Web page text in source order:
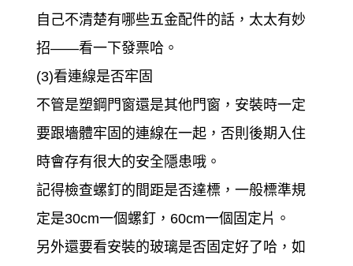
自己不清楚有哪些五金配件的話，太太有妙
招——看一下發票哈。
(3)看連線是否牢固
不管是塑鋼門窗還是其他門窗，安裝時一定
要跟墻體牢固的連線在一起，否則後期入住
時會存有很大的安全隱患哦。
記得檢查螺釘的間距是否達標，一般標準規
定是30cm一個螺釘，60cm一個固定片。
另外還要看安裝的玻璃是否固定好了哈，如